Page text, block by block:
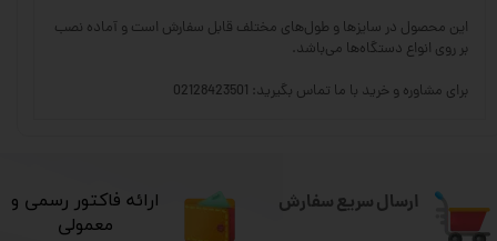
این محصول در سایزها و طول‌های مختلف قابل سفارش است و آماده نصب
بر روی انواع دستگاه‌ها می‌باشد.
برای مشاوره و خرید با ما تماس بگیرید: 02128423501
ارسال سریع سفارش
​ارائه فاکتور رسمی و
معمولی